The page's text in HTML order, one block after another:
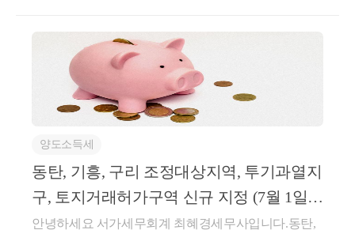
납 등 배려해주는 제도는 일부 있지만,이러한 제도로
도 쉽게 커버가 되지 않는게이 상속, 증여 에 대한 이슈
입니다.그런데 유일무이하게 국세청에서는가업을 승
계하는 경우 전폭적인 지지를 해주고자 하는데요.부모
세대로부터 땅이나 부동산, 금융재산등을 받는 것은선
기업의백년가업을 잇게 하는 것은 국가 정책으로도 밀
어주고 있습니다.세법에서도 당연히 이런 부분을 지원
해주는 제도가 있습니다.오늘은 그 제도를 살펴보도록
하겠습니다.가업승계시 특례를 받을 수 있는 제도는증
기 때문인데요.상속주택에 대한 양도세 특례는 일반적
으로상속주택 과 기존 주택을 보유하고 있을 때'기존
주택'에 대한 양도세 비과세 및 중과 배제 혜택을 주게
됩니다.일반적으로 상속주택을 즉시 매도하게 되면취
득가 (상속가액) = 양도가 (매매가액) 이 동일하기 때문
에1차적으로 양도소득세 상 과세금액이 없는 경우가
일반적이며일반 주택 매도 후 상속 주택이 남은 경우
상속주택에 대한 1세대 1주택 비과세가 가능하기 때문
우,일반주택에 대한 양도소득세 특례 제도를 정확히
확인해보아야 하는데요.상속주택을 보유한다면 어떠
양도소득세
동탄, 기흥, 구리 조정대상지역, 투기과열지
구, 토지거래허가구역 신규 지정 (7월 1일(5
일) 부터 적용)
안녕하세요 서가세무회계 최혜경세무사입니다.동탄,